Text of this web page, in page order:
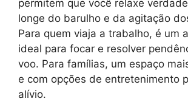
permitem que você relaxe
longe do barulho e da agitação
Para quem viaja a trabalho, é um
ideal para focar e resolver
voo. Para famílias, um espaço
e com opções de entretenimento
alívio.